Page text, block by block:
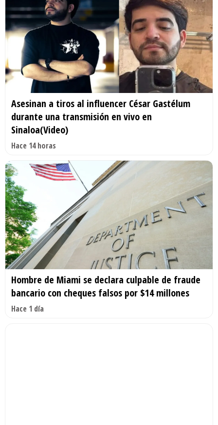
Asesinan a tiros al influencer César Gastélum
durante una transmisión en vivo en
Sinaloa(Video)
Hace 14 horas
Hombre de Miami se declara culpable de fraude
bancario con cheques falsos por $14 millones
Hace 1 día